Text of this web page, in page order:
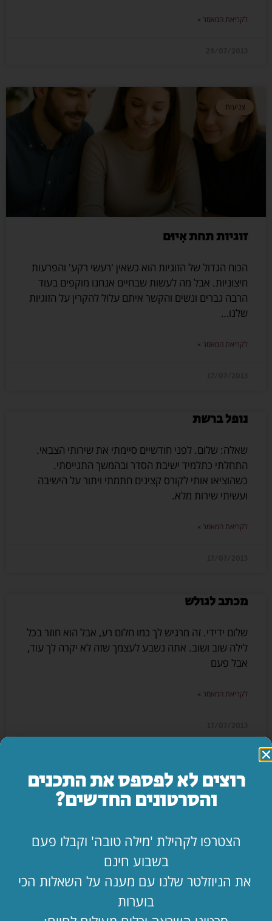
לקריאת המאמר »
צניעות
זוגיות תחת אִיוּם
הכוח הגדול של הזוגיות הוא כשאין 'רעשי רקע' והפרעות
חיצוניות. אבל מה לעשות שבחיים אנחנו מוקפים בעוד
הרבה גברים ונשים והקשר איתם עלול להקרין על הזוגיות
שלנו…
לקריאת המאמר »
נופל ברשת
שאלה: שלום. לפני חודשיים סיימתי את שירותי הצבאי.
התחלתי כתלמיד ישיבת הסדר ובהמשך התגייסתי.
כשהוציאו אותי לקורס קצינים חתמתי ויתור על הישיבה
ועשיתי שירות מלא.
לקריאת המאמר »
מכתב לגולש
שלום ידידי. זה מרגיש לך כמו חלום רע, אבל הוא חוזר בכל
לילה שוב ושוב. אתה נשבע לעצמך שזה לא יקרה לך עוד,
אבל פעם
לקריאת המאמר »
למבוגרים בלבד?
במכתב קצר זה, ברצוני לתאר, באמצעות סיפור חוויתי
חינוכיות: על שאלת
לקריאת המאמר »
רוצים לא לפספס את התכנים
והסרטונים החדשים?
הצטרפו לקהילת 'מילה טובה' וקבלו פעם
בשבוע חינם
את הניוזלטר שלנו עם מענה על השאלות הכי
בוערות